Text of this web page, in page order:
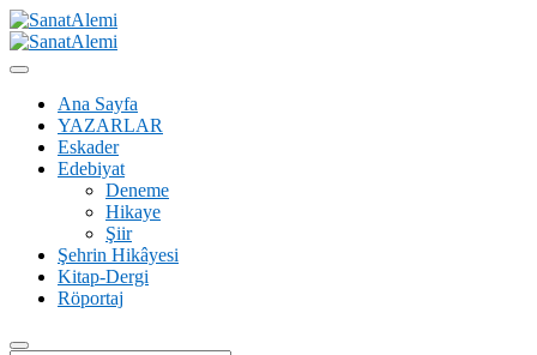
İçeriğe
geç
SanatAlemi
Ana Sayfa
YAZARLAR
Eskader
Edebiyat
Deneme
Hikaye
Şiir
Şehrin Hikâyesi
Kitap-Dergi
Röportaj